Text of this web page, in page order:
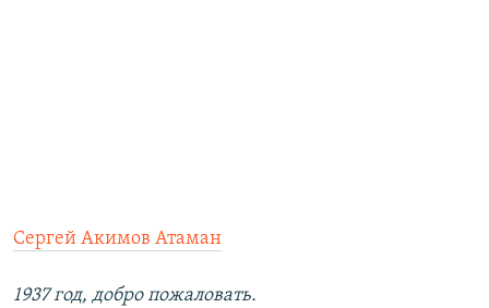
Сергей Акимов Атаман
1937 год, добро пожаловать.